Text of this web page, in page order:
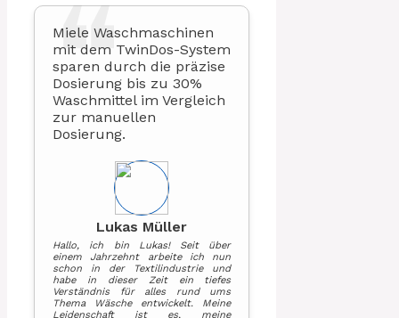
Miele Waschmaschinen
mit dem TwinDos-System
sparen durch die präzise
Dosierung bis zu 30%
Waschmittel im Vergleich
zur manuellen
Dosierung.
Lukas Müller
Hallo, ich bin Lukas! Seit über
einem Jahrzehnt arbeite ich nun
schon in der Textilindustrie und
habe in dieser Zeit ein tiefes
Verständnis für alles rund ums
Thema Wäsche entwickelt. Meine
Leidenschaft ist es, meine